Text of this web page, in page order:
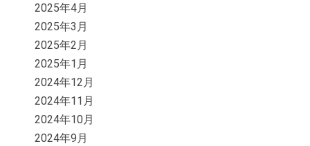
2025年4月
2025年3月
2025年2月
2025年1月
2024年12月
2024年11月
2024年10月
2024年9月